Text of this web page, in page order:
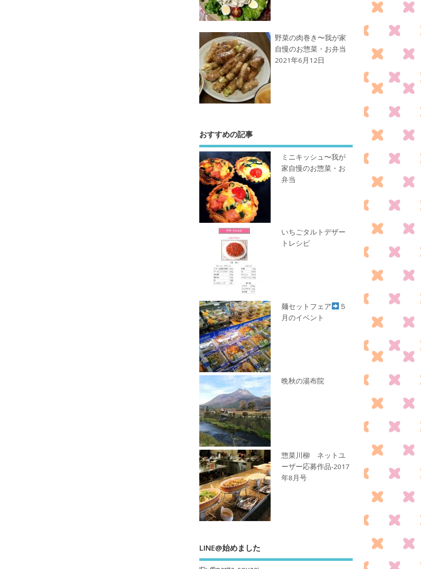
野菜の肉巻き〜我が家
自慢のお惣菜・お弁当
2021年6月12日
おすすめの記事
ミニキッシュ〜我が
家自慢のお惣菜・お
弁当
いちごタルトデザー
トレシピ
麺セットフェア
５
月のイベント
晩秋の湯布院
惣菜川柳 ネットユ
ーザー応募作品-2017
年8月号
LINE@始めました